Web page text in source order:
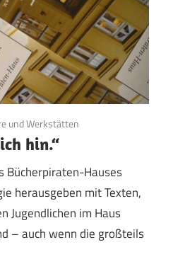
und Werkstätten
hin.“
Bücherpiraten-Hauses
herausgeben mit Texten,
Jugendlichen im Haus
– auch wenn die großteils